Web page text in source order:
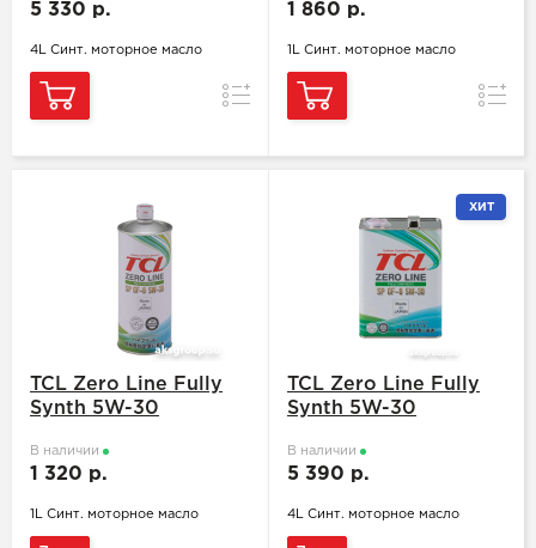
5 330 р.
4L Синт. моторное масло
Сравнение
1 860 р.
1L Синт. моторное масло
TCL Zero Line Fully
Synth 5W-30
В наличии
1 320 р.
1L Синт. моторное масло
ХИТ
TCL Zero Line Fully
Synth 5W-30
В наличии
5 390 р.
4L Синт. моторное масло